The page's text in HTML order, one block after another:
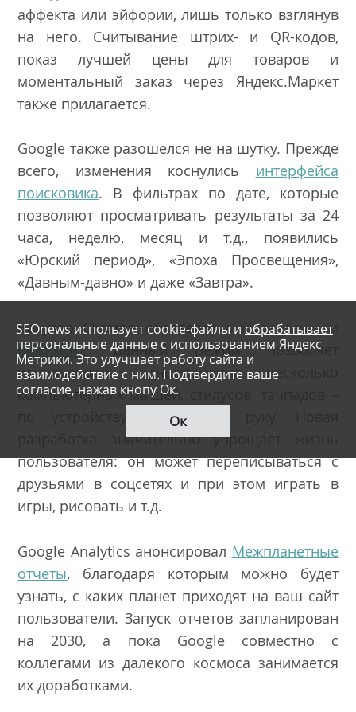
аффекта или эйфории, лишь только взглянув
на него. Считывание штрих- и QR-кодов,
показ лучшей цены для товаров и
моментальный заказ через Яндекс.Маркет
также прилагается.
Google также разошелся не на шутку. Прежде
всего, изменения коснулись интерфейса
поисковика. В фильтрах по дате, которые
позволяют просматривать результаты за 24
часа, неделю, месяц и т.д., появились
«Юрский период», «Эпоха Просвещения»,
«Давным-давно» и даже «Завтра».
Браузер Chrome обзавелсямногозадачным
режимом. Данный режим позволяет
использовать одновременно несколько
компьютерных мышей, стилусов, тачпадов –
по устройству на каждую руку. Новая
разработка значительно упрощает жизнь
пользователя: он может переписываться с
друзьями в соцсетях и при этом играть в
игры, рисовать и т.д.
Google Analytics анонсировал Межпланетные
отчеты, благодаря которым можно будет
узнать, с каких планет приходят на ваш сайт
пользователи. Запуск отчетов запланирован
на 2030, а пока Google совместно с
коллегами из далекого космоса занимается
их доработками.
SEOnews использует cookie-файлы и обрабатывает
персональные данныес использованием Яндекс
Метрики. Это улучшает работу сайта и
взаимодействие с ним. Подтвердите ваше
согласие, нажав кнопу Ок.
Ок